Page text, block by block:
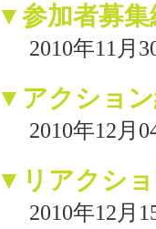
▼参加者募集
2010年11月
▼アクション
2010年12月
▼リアクシ
2010年12月